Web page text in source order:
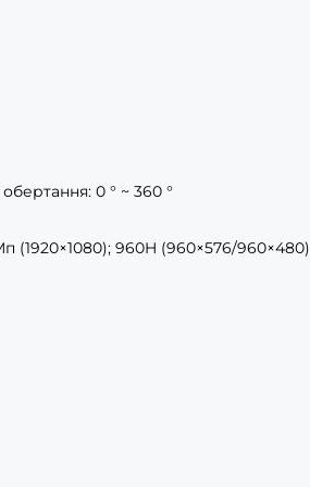
0 ° ~ 360 °
(1920×1080); 960H (960×576/960×480)